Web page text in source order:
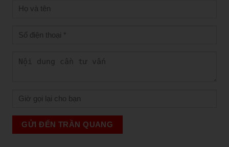
GỬI ĐẾN TRẦN QUANG